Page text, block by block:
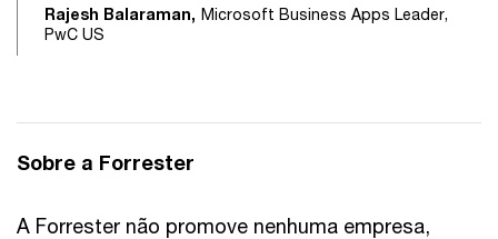
Rajesh Balaraman, Microsoft Business Apps Leader,
PwC US
Sobre a Forrester
A Forrester não promove nenhuma empresa,